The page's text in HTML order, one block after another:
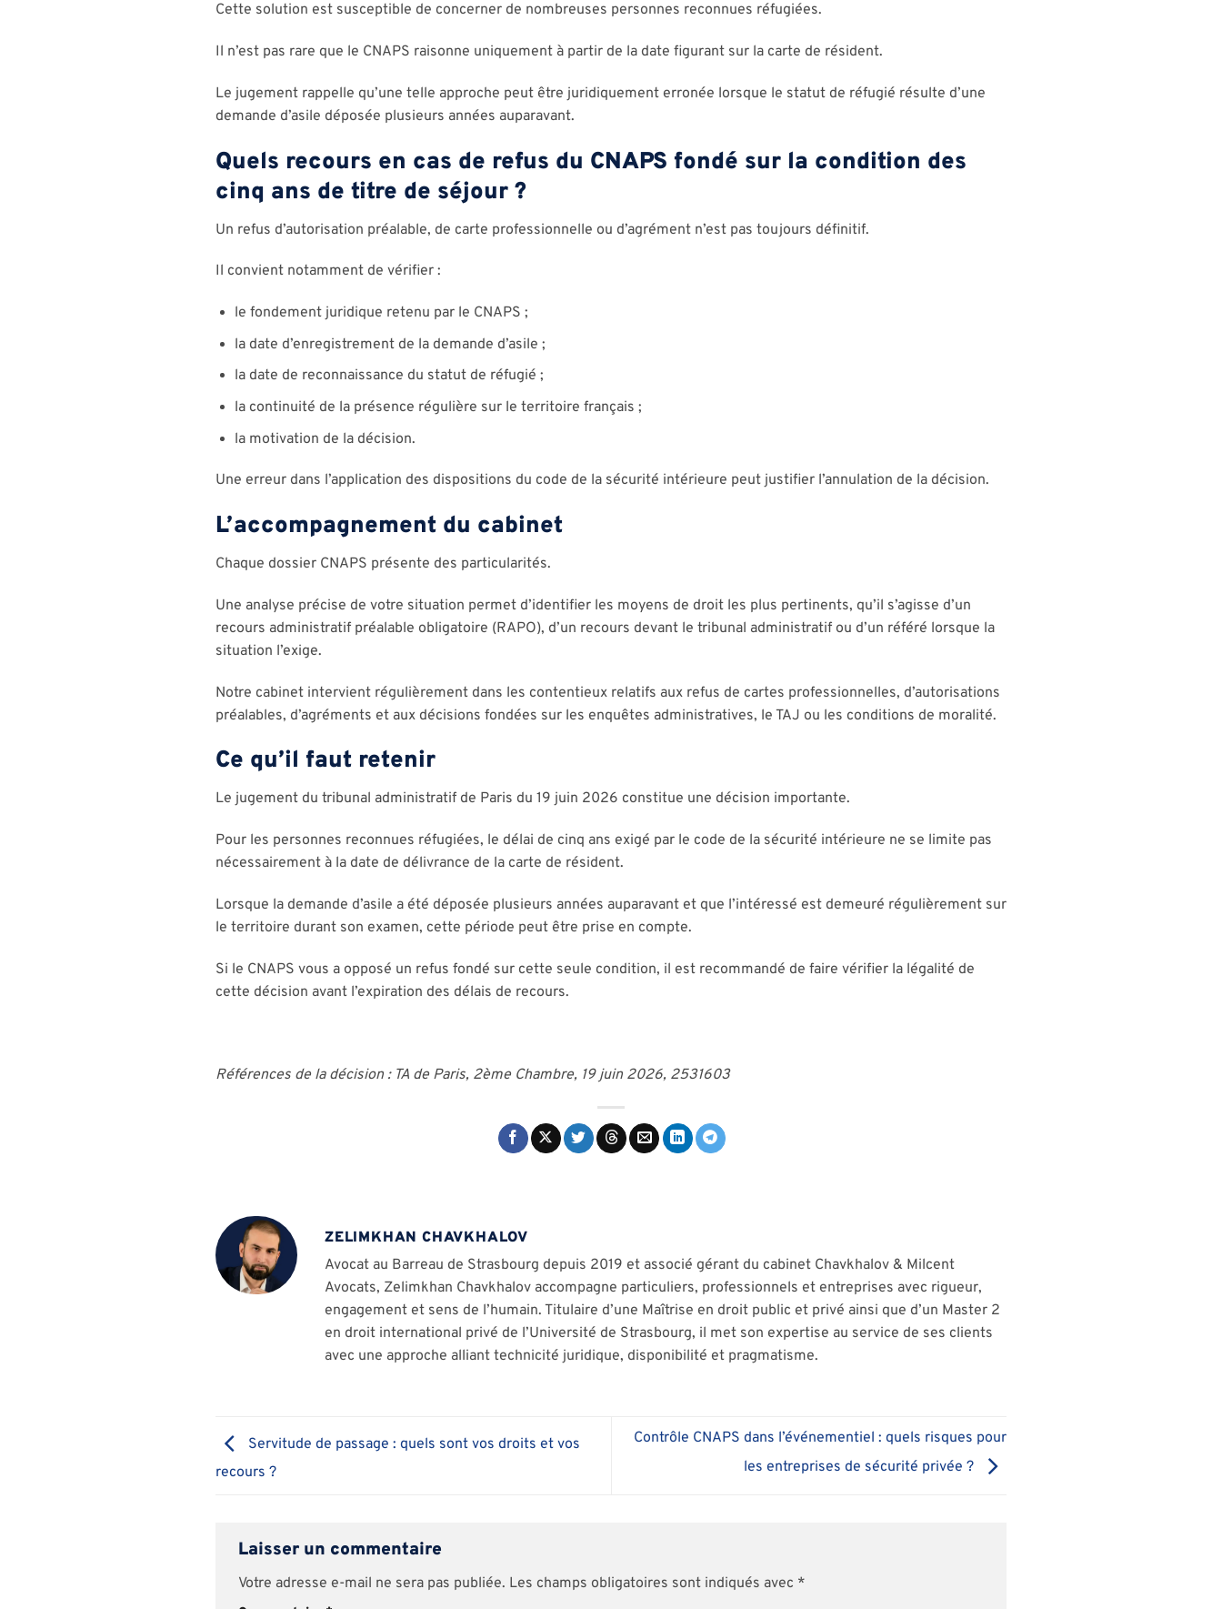
Cette solution est susceptible de concerner de nombreuses personnes reconnues réfugiées.
Il n’est pas rare que le CNAPS raisonne uniquement à partir de la date figurant sur la carte de résident.
Le jugement rappelle qu’une telle approche peut être juridiquement erronée lorsque le statut de réfugié résulte d’une
demande d’asile déposée plusieurs années auparavant.
Quels recours en cas de refus du CNAPS fondé sur la condition des
cinq ans de titre de séjour ?
Un refus d’autorisation préalable, de carte professionnelle ou d’agrément n’est pas toujours définitif.
Il convient notamment de vérifier :
le fondement juridique retenu par le CNAPS ;
la date d’enregistrement de la demande d’asile ;
la date de reconnaissance du statut de réfugié ;
la continuité de la présence régulière sur le territoire français ;
la motivation de la décision.
Une erreur dans l’application des dispositions du code de la sécurité intérieure peut justifier l’annulation de la décision.
L’accompagnement du cabinet
Chaque dossier CNAPS présente des particularités.
Une analyse précise de votre situation permet d’identifier les moyens de droit les plus pertinents, qu’il s’agisse d’un
recours administratif préalable obligatoire (RAPO), d’un recours devant le tribunal administratif ou d’un référé lorsque la
situation l’exige.
Notre cabinet intervient régulièrement dans les contentieux relatifs aux refus de cartes professionnelles, d’autorisations
préalables, d’agréments et aux décisions fondées sur les enquêtes administratives, le TAJ ou les conditions de moralité.
Ce qu’il faut retenir
Le jugement du tribunal administratif de Paris du 19 juin 2026 constitue une décision importante.
Pour les personnes reconnues réfugiées, le délai de cinq ans exigé par le code de la sécurité intérieure ne se limite pas
nécessairement à la date de délivrance de la carte de résident.
Lorsque la demande d’asile a été déposée plusieurs années auparavant et que l’intéressé est demeuré régulièrement sur
le territoire durant son examen, cette période peut être prise en compte.
Si le CNAPS vous a opposé un refus fondé sur cette seule condition, il est recommandé de faire vérifier la légalité de
cette décision avant l’expiration des délais de recours.
Références de la décision : TA de Paris, 2ème Chambre, 19 juin 2026, 2531603
ZELIMKHAN CHAVKHALOV
Avocat au Barreau de Strasbourg depuis 2019 et associé gérant du cabinet Chavkhalov & Milcent
Avocats, Zelimkhan Chavkhalov accompagne particuliers, professionnels et entreprises avec rigueur,
engagement et sens de l’humain. Titulaire d’une Maîtrise en droit public et privé ainsi que d’un Master 2
en droit international privé de l’Université de Strasbourg, il met son expertise au service de ses clients
avec une approche alliant technicité juridique, disponibilité et pragmatisme.
Servitude de passage : quels sont vos droits et vos
recours ?
Contrôle CNAPS dans l’événementiel : quels risques pour
les entreprises de sécurité privée ?
Laisser un commentaire
Votre adresse e-mail ne sera pas publiée. Les champs obligatoires sont indiqués avec *